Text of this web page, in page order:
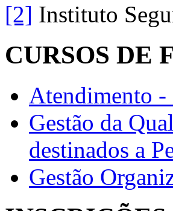
[2] Instituto
CURSOS DE
Atendimento -
Gestão da
destinados a
Gestão